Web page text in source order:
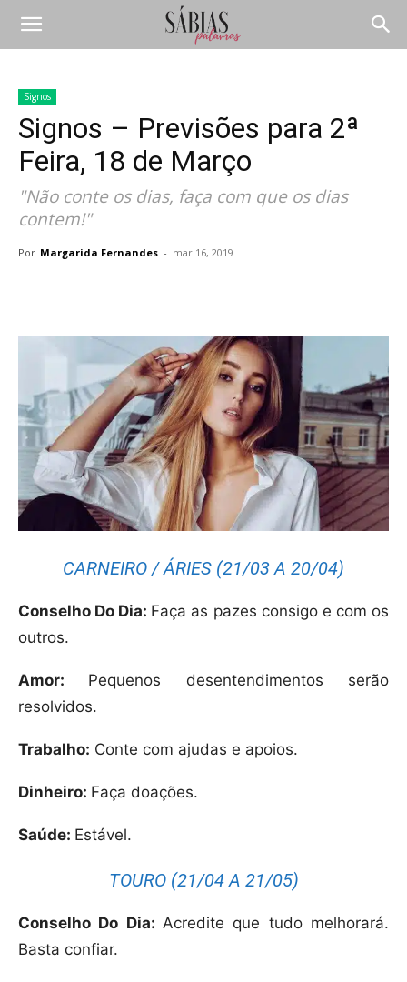
Signos
Signos – Previsões para 2ª
Feira, 18 de Março
"Não conte os dias, faça com que os dias
contem!"
Por Margarida Fernandes - mar 16, 2019
CARNEIRO / ÁRIES (21/03 A 20/04)
Conselho Do Dia: Faça as pazes consigo e com os
outros.
Amor: Pequenos desentendimentos serão
resolvidos.
Trabalho: Conte com ajudas e apoios.
Dinheiro: Faça doações.
Saúde: Estável.
TOURO (21/04 A 21/05)
Conselho Do Dia: Acredite que tudo melhorará.
Basta confiar.